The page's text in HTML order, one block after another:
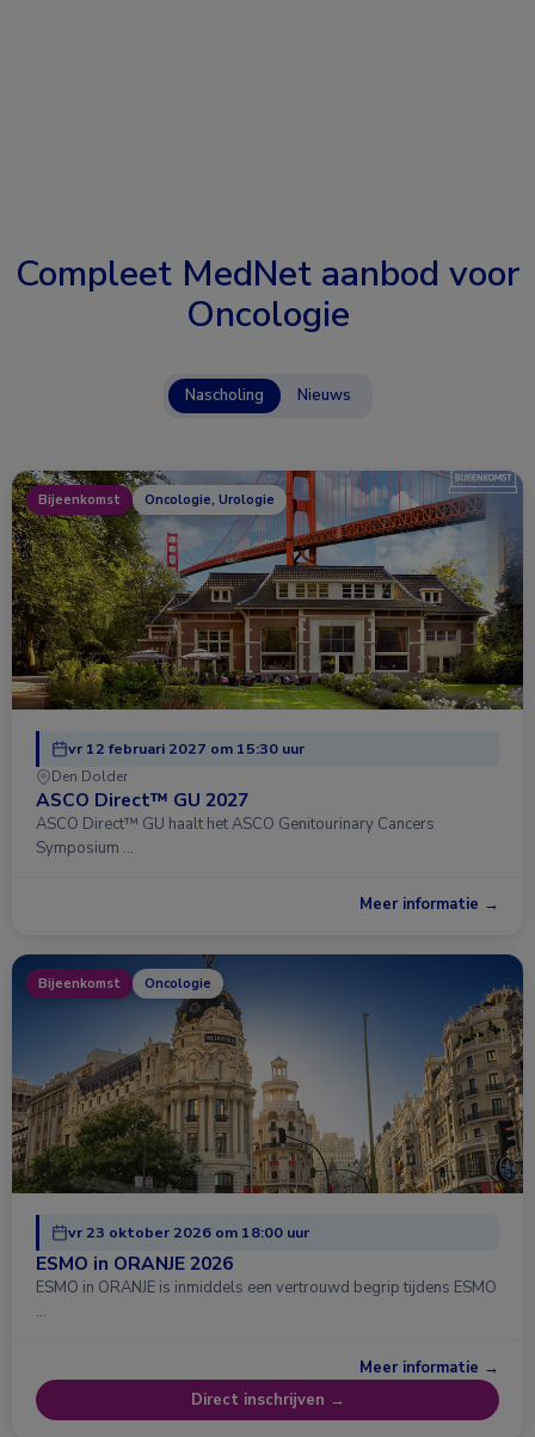
Compleet MedNet aanbod voor
Oncologie
Nascholing Nieuws
Bijeenkomst Oncologie, Urologie
vr 12 februari 2027 om 15:30 uur
Den Dolder
ASCO Direct™ GU 2027
ASCO Direct™ GU haalt het ASCO Genitourinary Cancers
Symposium …
Meer informatie →
Bijeenkomst Oncologie
vr 23 oktober 2026 om 18:00 uur
ESMO in ORANJE 2026
ESMO in ORANJE is inmiddels een vertrouwd begrip tijdens ESMO
…
Meer informatie →
Direct inschrijven →